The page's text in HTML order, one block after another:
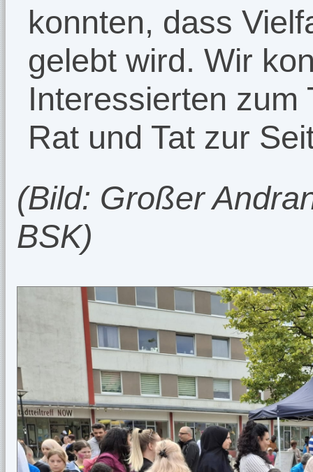
konnten, dass
gelebt wird. Wir
Interessierten zum
Rat und Tat zur
(Bild: Großer
BSK)